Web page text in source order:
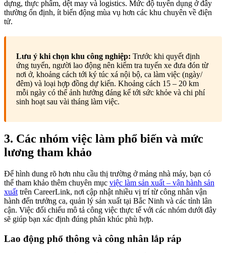
dựng, thực phẩm, dệt may và logistics. Mức độ tuyển dụng ở đây
thường ổn định, ít biến động mùa vụ hơn các khu chuyên về điện
tử.
Lưu ý khi chọn khu công nghiệp: Trước khi quyết định
ứng tuyển, người lao động nên kiểm tra tuyến xe đưa đón từ
nơi ở, khoảng cách tới ký túc xá nội bộ, ca làm việc (ngày/
đêm) và loại hợp đồng dự kiến. Khoảng cách 15 – 20 km
mỗi ngày có thể ảnh hưởng đáng kể tới sức khỏe và chi phí
sinh hoạt sau vài tháng làm việc.
3. Các nhóm việc làm phổ biến và mức
lương tham khảo
Để hình dung rõ hơn nhu cầu thị trường ở mảng nhà máy, bạn có
thể tham khảo thêm chuyên mục việc làm sản xuất – vận hành sản
xuất trên CareerLink, nơi cập nhật nhiều vị trí từ công nhân vận
hành đến trưởng ca, quản lý sản xuất tại Bắc Ninh và các tỉnh lân
cận. Việc đối chiếu mô tả công việc thực tế với các nhóm dưới đây
sẽ giúp bạn xác định đúng phân khúc phù hợp.
Lao động phổ thông và công nhân lắp ráp